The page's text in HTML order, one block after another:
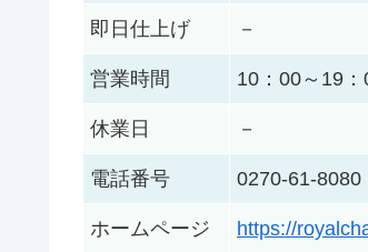
即日仕上げ －
営業時間 10：00～19：
休業日 －
電話番号 0270-61-8080
ホームページ https://